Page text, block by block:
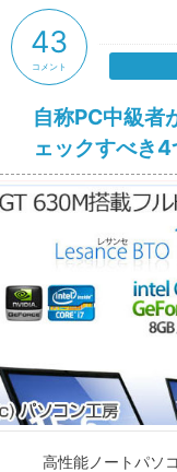
自称PC中級者
ェックすべき
43
コメント
高性能ノートパソ